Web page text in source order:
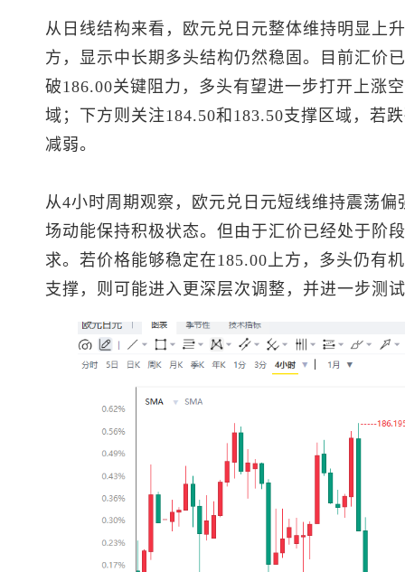
从日线结构来看，欧元兑日元整体维持明显上
方，显示中长期多头结构仍然稳固。目前汇价
破186.00关键阻力，多头有望进一步打开上涨
域；下方则关注184.50和183.50支撑区域，若
减弱。
从4小时周期观察，欧元兑日元短线维持震荡
场动能保持积极状态。但由于汇价已经处于阶
求。若价格能够稳定在185.00上方，多头仍有
支撑，则可能进入更深层次调整，并进一步测